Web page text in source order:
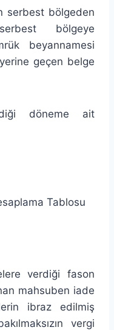
serbest bölgeden
bölgeye
beyannamesi
geçen belge
döneme ait
Tablosu
verdiği fason
mahsuben iade
ibraz edilmiş
vergi